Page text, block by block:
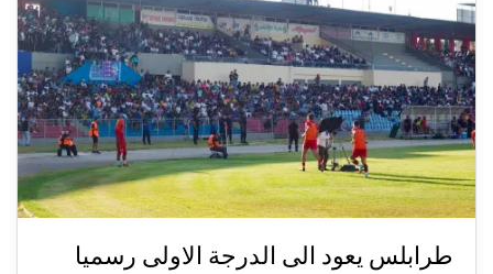
طرابلس يعود الى الدرجة الاولى رسميا